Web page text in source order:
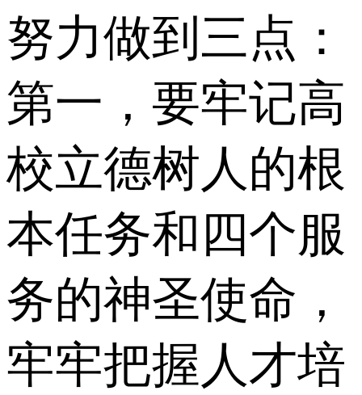
努力做到三点：
第一，要牢记高
校立德树人的根
本任务和四个服
务的神圣使命，
牢牢把握人才培